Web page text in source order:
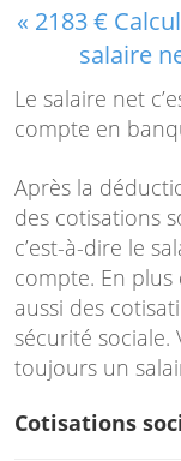
« 2183 €
salaire
Le salaire net
compte en
Après la
des cotisations
c’est-à-dire le
compte. En
aussi des
sécurité
toujours un
Cotisations